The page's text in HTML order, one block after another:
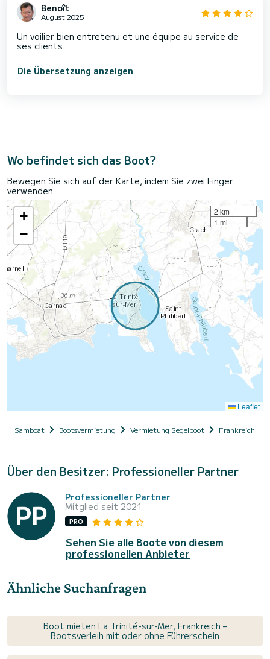
Benoît
August 2025
Un voilier bien entretenu et une équipe au service de
ses clients.
Die Übersetzung anzeigen
Wo befindet sich das Boot?
Bewegen Sie sich auf der Karte, indem Sie zwei Finger
verwenden
+
−
2 km
1 mi
Leaflet
Samboat Bootsvermietung Vermietung Segelboot Frankreich
Über den Besitzer: Professioneller Partner
Professioneller Partner
Mitglied seit 2021
PRO
Sehen Sie alle Boote von diesem
professionellen Anbieter
Ähnliche Suchanfragen
Boot mieten La Trinité-sur-Mer, Frankreich –
Bootsverleih mit oder ohne Führerschein